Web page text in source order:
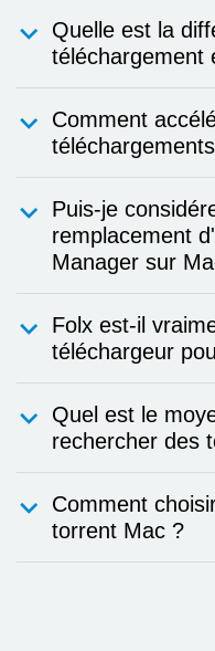
Quelle est la
téléchargement
Comment
Puis-je
remplacement
Manager sur
Folx est-il
téléchargeur
Quel est le
rechercher des
Comment
torrent Mac ?